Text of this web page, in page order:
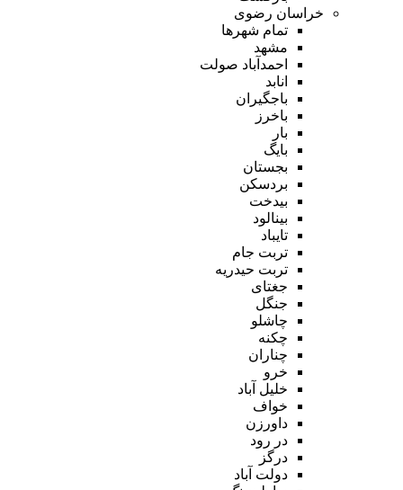
خراسان رضوی
تمام شهر‌ها
مشهد
احمدآباد صولت
انابد
باجگیران
باخرز
بار
بایگ
بجستان
بردسکن
بیدخت
بینالود
تایباد
تربت جام
تربت حیدریه
جغتای
جنگل
چاشلو
چکنه
چناران
خرو
خلیل آباد
خواف
داورزن
در رود
درگز
دولت آباد